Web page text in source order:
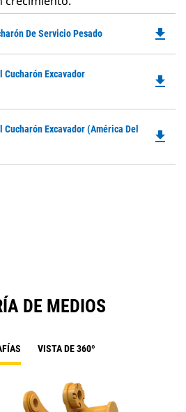
De Servicio Pesado file_download
Cucharón Excavador
file_download
Excavador (América Del
file_download
DE MEDIOS
VISTA DE 360º